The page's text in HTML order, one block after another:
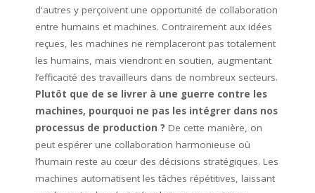
d'autres y perçoivent une opportunité de collaboration
entre humains et machines. Contrairement aux idées
reçues, les machines ne remplaceront pas totalement
les humains, mais viendront en soutien, augmentant
l’efficacité des travailleurs dans de nombreux secteurs.
Plutôt que de se livrer à une guerre contre les
machines, pourquoi ne pas les intégrer dans nos
processus de production ? De cette manière, on
peut espérer une collaboration harmonieuse où
l’humain reste au cœur des décisions stratégiques. Les
machines automatisent les tâches répétitives, laissant